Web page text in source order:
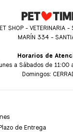
SHOP - VETERINARIA -
MARÍN 334 -
Horarios de
a Sábados de 11:00
Domingos:
de Entrega